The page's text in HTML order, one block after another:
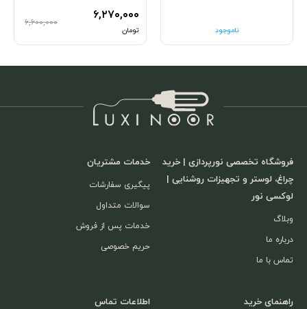
ناموجود
۶,۲۷۰,۰۰۰
تومان
۶,۶۰۰,۰۰۰
فروشگاه تخصصی نورپردازی | خرید
چراغ، لوستر و تجهیزات روشنایی |
لوکسی نور
وبلاگ
درباره ما
تماس با ما
خدمات مشتریان
پیگیری سفارشات
سوالات متداول
خدمات پس از فروش
حریم خصوصی
راهنمای خرید اطلاعات تماس